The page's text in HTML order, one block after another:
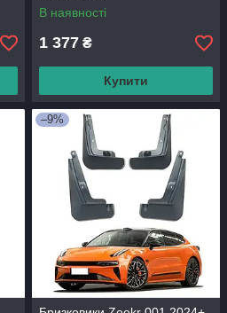
В наявності
1 377 ₴
Купити
–9%